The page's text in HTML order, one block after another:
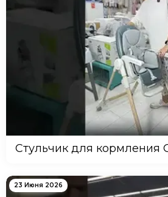
Стульчик для кормления
23 Июня 2026